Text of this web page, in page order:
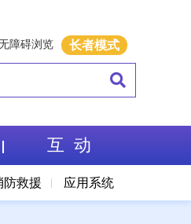
障碍浏览 长者模式
防救援 应用系统
互 动